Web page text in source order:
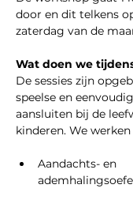
door en dit telkens
zaterdag van de
Wat doen we
De sessies zijn
speelse en
aansluiten bij de
kinderen. We
Aandachts- en